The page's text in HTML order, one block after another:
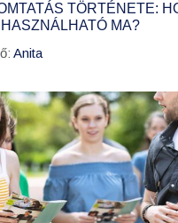
TÖRTÉNETE:
MA?
Anita